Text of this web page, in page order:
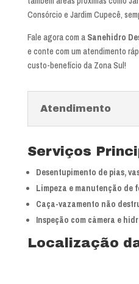
Consórcio e Jardim Cupecê,
Fale agora com a Sanehidro
e conte com um atendimento
custo-benefício da Zona Sul!
Atendimento
Serviços
Desentupimento de pias,
Limpeza e manutenção de
Caça-vazamento não
Inspeção com câmera e
Localização